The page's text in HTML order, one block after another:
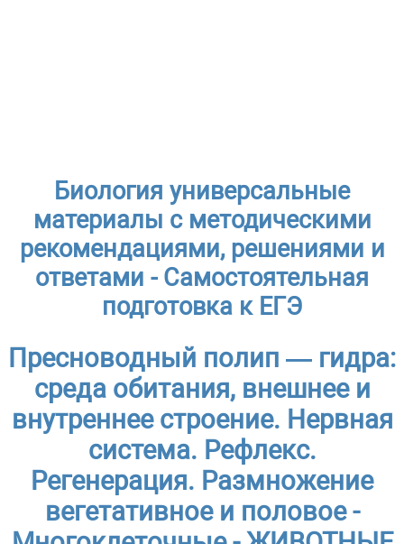
Биология универсальные
материалы с методическими
рекомендациями, решениями и
ответами - Самостоятельная
подготовка к ЕГЭ
Пресноводный полип — гидра:
среда обитания, внешнее и
внутреннее строение. Нервная
система. Рефлекс.
Регенерация. Размножение
вегетативное и половое -